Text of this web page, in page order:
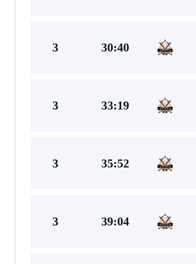
3 30:40
3 33:19
3 35:52
3 39:04